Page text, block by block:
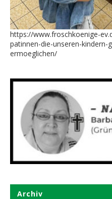
https://www.froschkoenige-
patinnen-die-unseren-kindern-
ermoeglichen/
Archiv